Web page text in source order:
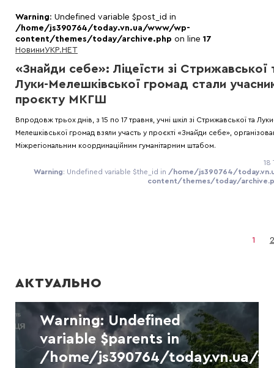
Warning: Undefined variable $post_id in
/home/js390764/today.vn.ua/www/wp-
content/themes/today/archive.php on line 17
НовиниУКР.НЕТ
«Знайди себе»: Ліцеїсти зі Стрижавської
Луки-Мелешківської громад стали
проєкту МКГШ
Впродовж трьох днів, з 15 по 17 травня, учні шкіл зі Стрижавської та
Мелешківської громад взяли участь у проєкті «Знайди себе»,
Міжрегіональним координаційним гуманітарним штабом.
18
Warning: Undefined variable $the_id in /home/js390764/
content/themes/today/
1 2
АКТУАЛЬНО
/home/js390764/today.vn.ua/
on line41
Warning: Undefined
variable $parents in
/home/js390764/today.vn.ua/